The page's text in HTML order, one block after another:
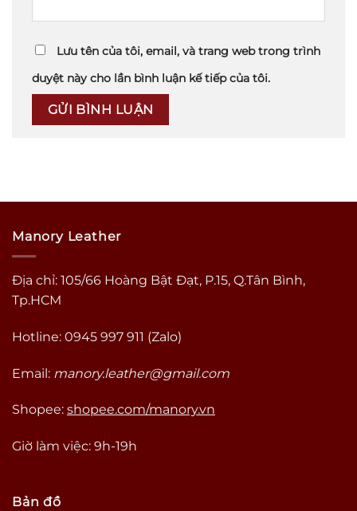
Lưu tên của tôi, email, và trang web trong trình
duyệt này cho lần bình luận kế tiếp của tôi.
Manory Leather
Địa chỉ: 105/66 Hoàng Bật Đạt, P.15, Q.Tân Bình,
Tp.HCM
Hotline: 0945 997 911 (Zalo)
Email: manory.leather@gmail.com
Shopee: shopee.com/manory.vn
Giờ làm việc: 9h-19h
Bản đồ